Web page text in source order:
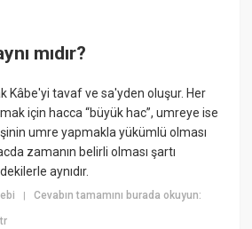
mıdır?
Kâbe'yi tavaf ve sa'yden oluşur. Her
için hacca “büyük hac”, umreye ise
umre yapmakla yükümlü olması
zamanın belirli olması şartı
aynıdır.
|Cevabın tamamını burada okuyun: